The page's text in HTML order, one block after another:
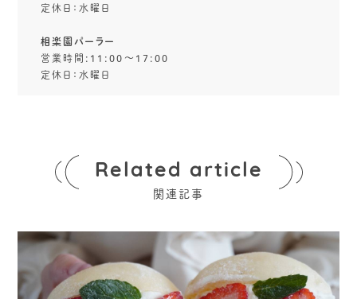
定休日：水曜日
相楽園パーラー
営業時間:11:00～17:00
定休日：水曜日
Related article
関連記事